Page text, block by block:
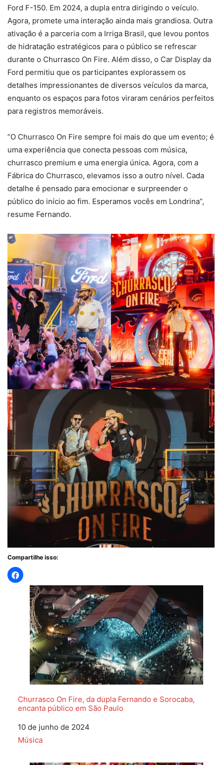
Ford F-150. Em 2024, a dupla entra dirigindo o veículo.
Agora, promete uma interação ainda mais grandiosa. Outra
ativação é a parceria com a Irriga Brasil, que levou pontos
de hidratação estratégicos para o público se refrescar
durante o Churrasco On Fire. Além disso, o Car Display da
Ford permitiu que os participantes explorassem os
detalhes impressionantes de diversos veículos da marca,
enquanto os espaços para fotos viraram cenários perfeitos
para registros memoráveis.
“O Churrasco On Fire sempre foi mais do que um evento; é
uma experiência que conecta pessoas com música,
churrasco premium e uma energia única. Agora, com a
Fábrica do Churrasco, elevamos isso a outro nível. Cada
detalhe é pensado para emocionar e surpreender o
público do início ao fim. Esperamos vocês em Londrina”,
resume Fernando.
Compartilhe isso:
Churrasco On Fire, da dupla Fernando e Sorocaba,
encanta público em São Paulo
Data
10 de junho de 2024
Em relação a
Música